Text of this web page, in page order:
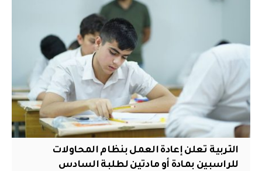
التربية تعلن إعادة العمل بنظام المحاولات
للراسبين بمادة أو مادتين لطلبة السادس